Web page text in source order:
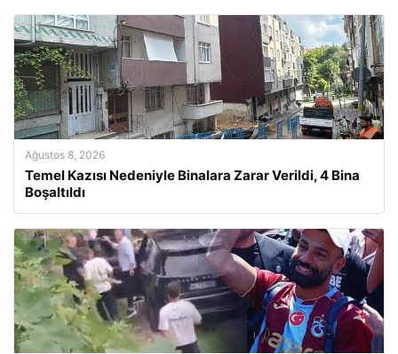
Ağustos 8, 2026
Temel Kazısı Nedeniyle Binalara Zarar Verildi, 4 Bina
Boşaltıldı